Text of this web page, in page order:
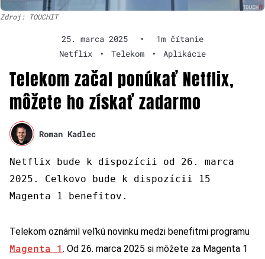
Zdroj: TOUCHIT
25. marca 2025 •
1m čítanie
Netflix
• Telekom • Aplikácie
Telekom začal ponúkať Netflix,
môžete ho získať zadarmo
Roman Kadlec
Netflix bude k dispozícii od 26. marca
2025. Celkovo bude k dispozícii 15
Magenta 1 benefitov.
Telekom oznámil veľkú novinku medzi benefitmi programu
Magenta 1. Od 26. marca 2025 si môžete za Magenta 1